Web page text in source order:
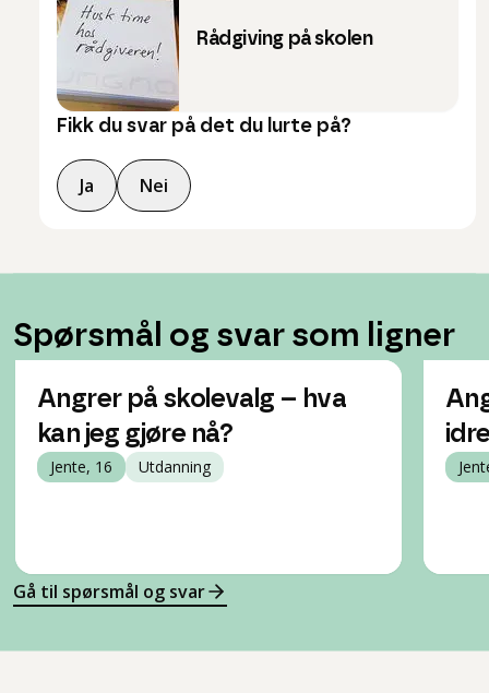
Rådgiving på skolen
Fikk du svar på det du lurte på?
Ja Nei
Spørsmål og svar som ligner
Angrer på skolevalg – hva
kan jeg gjøre nå?
Jente, 16 Utdanning
Gå til spørsmål og svar